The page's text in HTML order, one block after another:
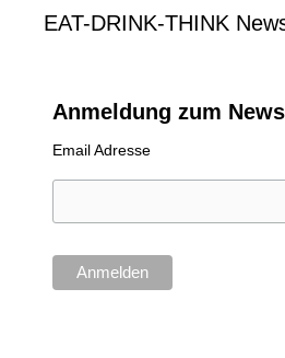
EAT-DRINK-THINK
Anmeldung zum
Email Adresse